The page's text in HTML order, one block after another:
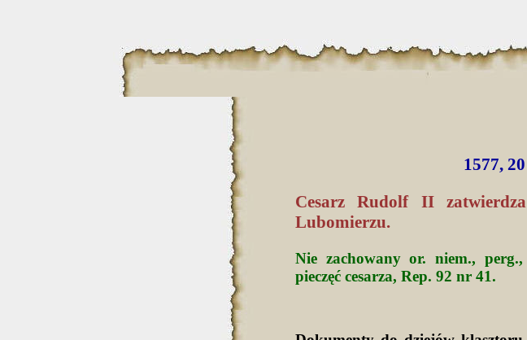
1577,
Cesarz Rudolf II
Lubomierzu.
Nie zachowany or. niem.,
pieczęć cesarza, Rep. 92 nr 41.